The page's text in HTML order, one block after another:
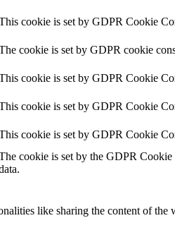
cookie is set by GDPR Cookie
cookie is set by GDPR cookie
cookie is set by GDPR Cookie
cookie is set by GDPR Cookie
cookie is set by GDPR Cookie
cookie is set by the GDPR Cookie
like sharing the content of